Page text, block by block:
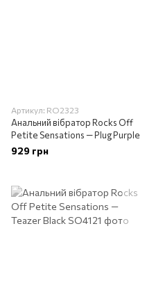
Артикул: RO2323
Анальний вібратор Rocks Off
Petite Sensations — Plug Purple
929 грн